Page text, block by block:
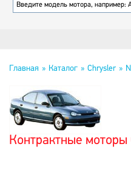
Главная Каталог Chrysler
Контрактные